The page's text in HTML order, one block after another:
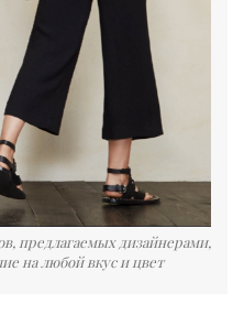
предлагаемых дизайнерами,
на любой вкус и цвет